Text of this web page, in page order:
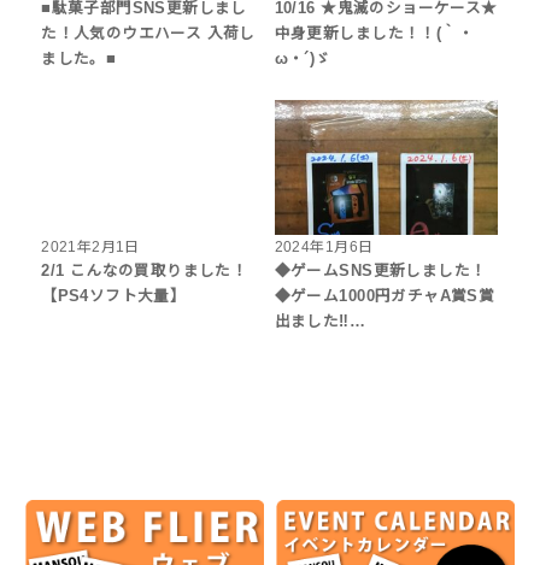
■駄菓子部門SNS更新しまし
た！人気のウエハース 入荷し
ました。■
10/16 ★鬼滅のショーケース★
中身更新しました！！(｀・
ω・´)ゞ
2021年2月1日
2/1 こんなの買取りました！
【PS4ソフト大量】
2024年1月6日
◆ゲームSNS更新しました！
◆ゲーム1000円ガチャA賞S賞
出ました‼︎…